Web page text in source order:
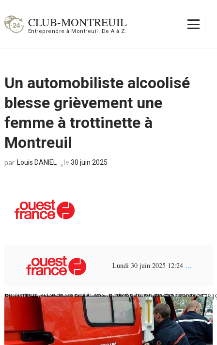
au
contenu
CLUB-MONTREUIL
Entreprendre à Montreuil: De A à Z.
Un automobiliste alcoolisé
blesse grièvement une
femme à trottinette à
Montreuil
par Louis DANIEL le 30 juin 2025
Lundi 30 juin 2025 12:24 …
<a class="mavillebox2 elmt-photo" href="https://maville.com/photosmvi/2025/06/30/P35323429D6878195G.jpg" title=" Une trentenaire a été grièvement blessée après avoir été renversée en trottinette par un automobiliste à Montreuil (Seine-Saint-Denis) dans la nuit du samedi 28 au dimanche 29 juin 2025. Photo d’illustration. © Djedj / Pixabay» rel= »galerie_actu »>